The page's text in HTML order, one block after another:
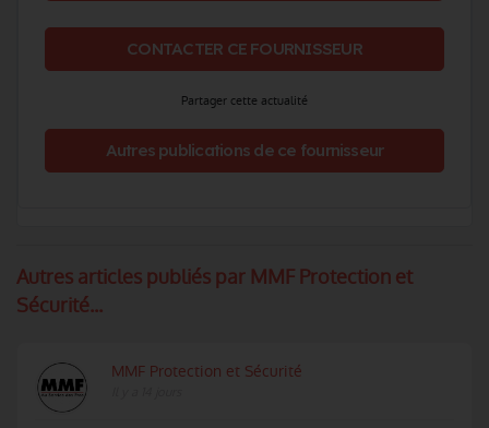
CONTACTER CE FOURNISSEUR
Partager cette actualité
Autres publications de ce fournisseur
Autres articles publiés par MMF Protection et
Sécurité...
MMF Protection et Sécurité